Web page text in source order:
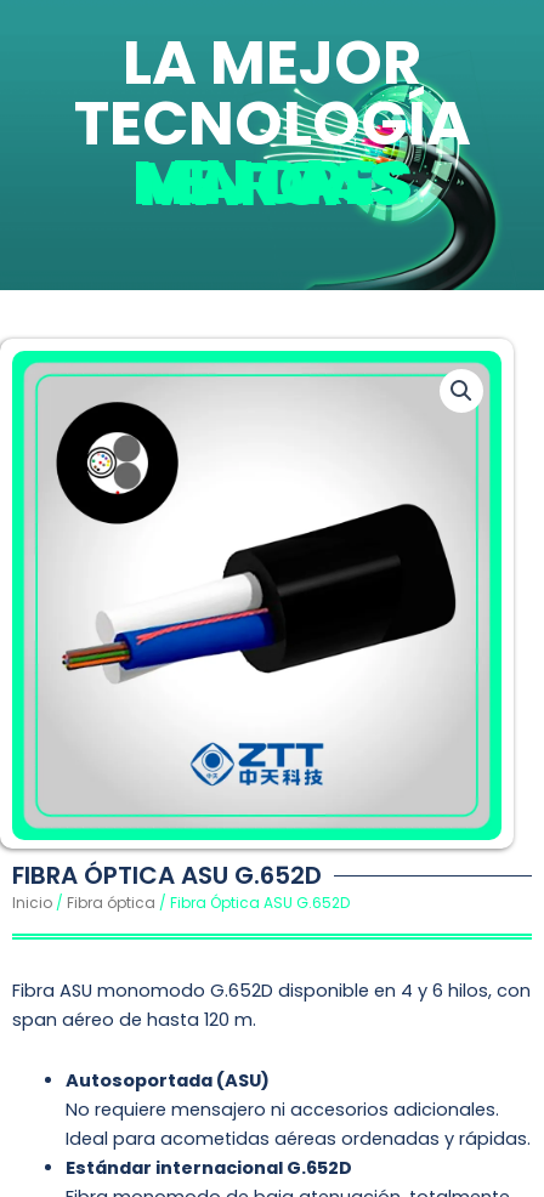
LA MEJOR
TECNOLOGÍA
EN LAS MEJORES MARCAS
FIBRA ÓPTICA ASU G.652D
Inicio / Fibra óptica / Fibra Óptica ASU G.652D
Fibra ASU monomodo G.652D disponible en 4 y 6 hilos, con
span aéreo de hasta 120 m.
Autosoportada (ASU)
No requiere mensajero ni accesorios adicionales.
Ideal para acometidas aéreas ordenadas y rápidas.
Estándar internacional G.652D